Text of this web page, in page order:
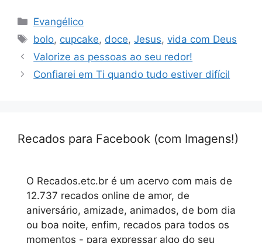
Categorias
Evangélico
Tags
bolo, cupcake, doce,Jesus,vida com Deus
Valorize as pessoas ao seu redor!
Confiarei em Ti quando tudo estiver difícil
Recados para Facebook (com Imagens!)
O Recados.etc.br é um acervo com mais de
12.737 recados online de amor, de
aniversário, amizade, animados, de bom dia
ou boa noite, enfim, recados para todos os
momentos - para expressar algo do seu